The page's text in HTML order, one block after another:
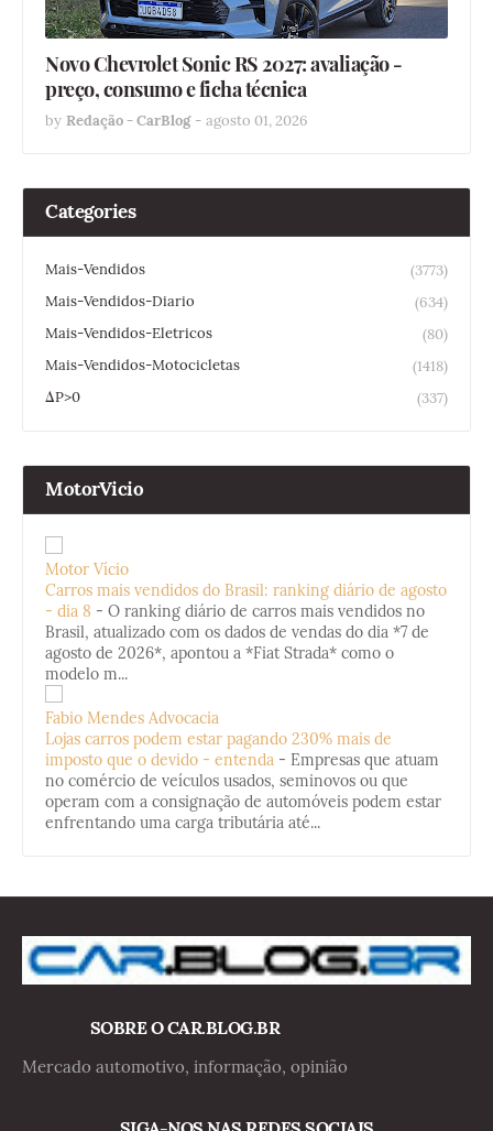
Novo Chevrolet Sonic RS 2027: avaliação -
preço, consumo e ficha técnica
by Redação - CarBlog - agosto 01, 2026
Categories
Mais-Vendidos
(3773)
Mais-Vendidos-Diario
(634)
Mais-Vendidos-Eletricos
(80)
Mais-Vendidos-Motocicletas
(1418)
ΔP>0
(337)
MotorVicio
Motor Vício
Carros mais vendidos do Brasil: ranking diário de agosto
- dia 8 - O ranking diário de carros mais vendidos no
Brasil, atualizado com os dados de vendas do dia *7 de
agosto de 2026*, apontou a *Fiat Strada* como o
modelo m...
Fabio Mendes Advocacia
Lojas carros podem estar pagando 230% mais de
imposto que o devido - entenda - Empresas que atuam
no comércio de veículos usados, seminovos ou que
operam com a consignação de automóveis podem estar
enfrentando uma carga tributária até...
SOBRE O CAR.BLOG.BR
Mercado automotivo, informação, opinião